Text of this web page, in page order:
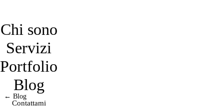
Chi sono
Servizi
Portfolio
Blog
Contattami
← Blog